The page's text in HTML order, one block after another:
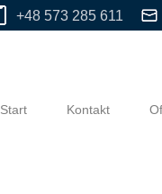
+48 573 285 611
Start Kontakt